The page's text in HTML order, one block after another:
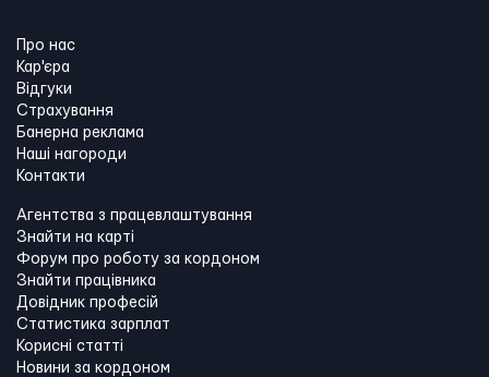
Про нас
Кар'єра
Відгуки
Страхування
Банерна реклама
Наші нагороди
Контакти
Агентства з працевлаштування
Знайти на карті
Форум про роботу за кордоном
Знайти працівника
Довідник професій
Статистика зарплат
Корисні статті
Новини за кордоном